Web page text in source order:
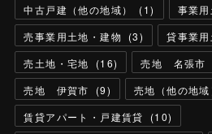
中古戸建（他の地域）
(1) 事業
売事業用土地・建物
(3) 貸事業
売土地・宅地
(16) 売地 名張市
売地 伊賀市
(9) 売地（他の地域
賃貸アパート・戸建賃貸
(10)